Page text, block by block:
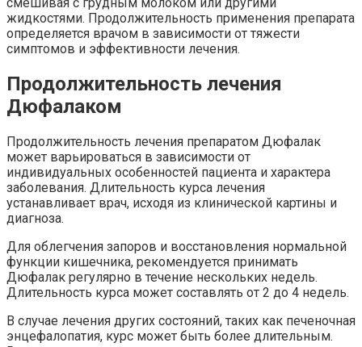
жидкостями. Продолжительность применения препарата
определяется врачом в зависимости от тяжести
симптомов и эффективности лечения.
Продолжительность лечения
Дюфалаком
Продолжительность лечения препаратом Дюфалак
может варьироваться в зависимости от
индивидуальных особенностей пациента и характера
заболевания. Длительность курса лечения
устанавливает врач, исходя из клинической картины и
диагноза.
Для облегчения запоров и восстановления нормальной
функции кишечника, рекомендуется принимать
Дюфалак регулярно в течение нескольких недель.
Длительность курса может составлять от 2 до 4 недель.
В случае лечения других состояний, таких как печеночная
энцефалопатия, курс может быть более длительным.